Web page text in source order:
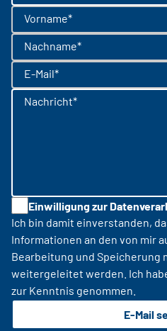
Vorname*
Nachname*
E-Mail*
Nachricht*
Einwilligung zur
Ich bin damit einverstanden,
Informationen an den von mir
Bearbeitung und Speicherung
weitergeleitet werden. Ich
zur Kenntnis genommen.
E-Mail